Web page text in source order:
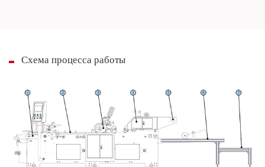
Схема процесса работы